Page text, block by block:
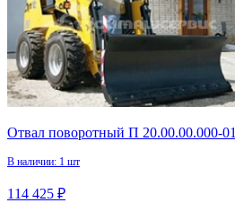
Отвал поворотный П 20.00.00.000-01
В наличии: 1 шт
114 425 ₽